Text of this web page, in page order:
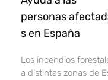
personas
s en España
Los incendios
a distintas zonas de